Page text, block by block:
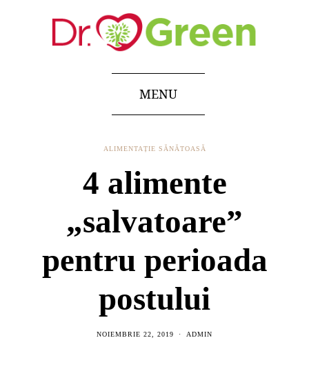
MENU
ALIMENTAȚIE SĂNĂTOASĂ
4 alimente
„salvatoare”
pentru perioada
postului
NOIEMBRIE 22, 2019 ADMIN